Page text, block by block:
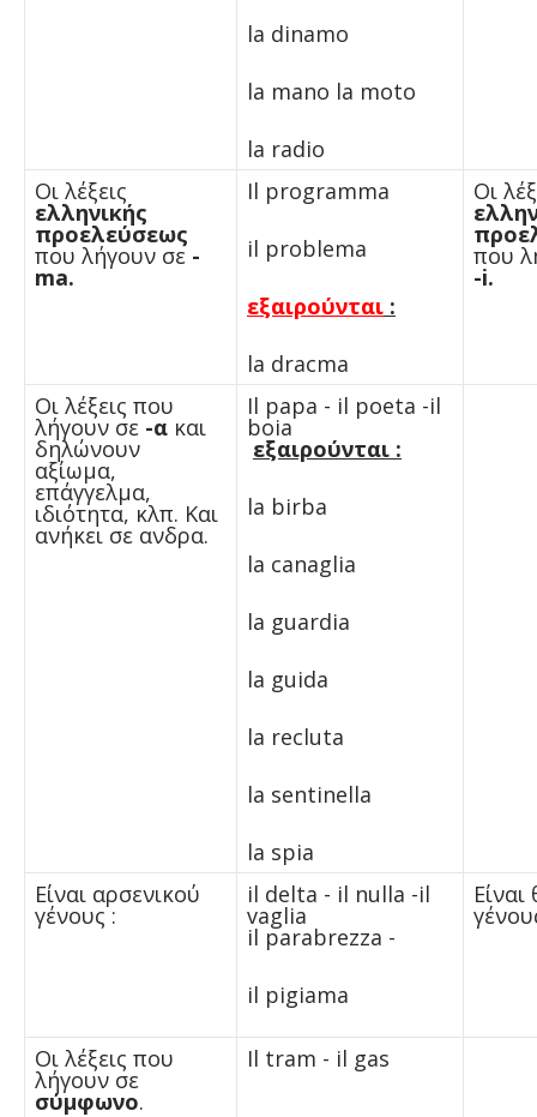
la dinamo
la mano la moto
la radio
Οι λέξεις
ελληνικής
προελεύσεως
που λήγουν σε -
ma.
Il programma
il problema
εξαιρούνται:
la dracma
Οι
που
-i.
Οι λέξεις που
λήγουν σε-ακαι
δηλώνουν
αξίωμα,
επάγγελμα,
ιδιότητα, κλπ. Και
ανήκει σε ανδρα.
Il papa - il poeta -il
boia
εξαιρούνται:
la birba
la canaglia
la guardia
la guida
la recluta
la sentinella
la spia
Είναι αρσενικού
γένους :
il delta - il nulla -il
vaglia
il parabrezza -
il pigiama
Οι λέξεις που
λήγουν σε
σύμφωνο.
Il tram - il gas